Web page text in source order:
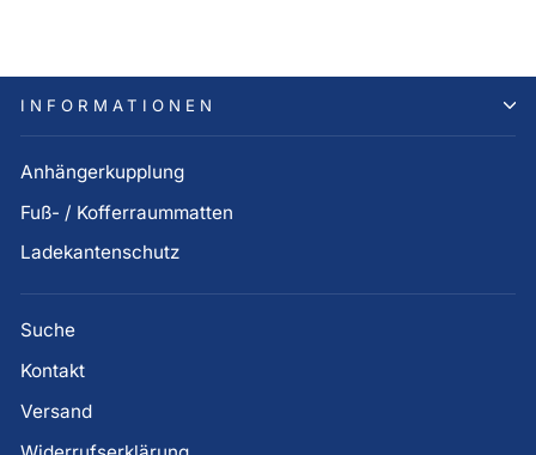
INFORMATIONEN
Anhängerkupplung
Fuß- / Kofferraummatten
Ladekantenschutz
Suche
Kontakt
Versand